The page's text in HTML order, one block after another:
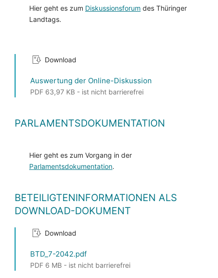
Hier geht es zum Diskussionsforum des Thüringer
Landtags.
Download
Auswertung der Online-Diskussion
PDF 63,97 KB - ist nicht barrierefrei
PARLAMENTSDOKUMENTATION
Hier geht es zum Vorgang in der
Parlamentsdokumentation.
BETEILIGTENINFORMATIONEN ALS
DOWNLOAD-DOKUMENT
Download
BTD_7-2042.pdf
PDF 6 MB - ist nicht barrierefrei